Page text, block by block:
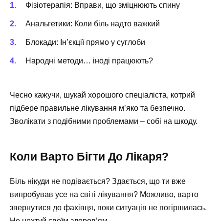
Фізіотерапія: Вправи, що зміцнюють спину
Анальгетики: Коли біль надто важкий
Блокади: Ін’єкції прямо у суглоби
Народні методи… іноді працюють?
Чесно кажучи, шукай хорошого спеціаліста, котрий
підбере правильне лікування м’яко та безпечно.
Зволікати з подібними проблемами – собі на шкоду.
Коли Варто Бігти До Лікаря?
Біль нікуди не подівається? Здається, що ти вже
випробував усе на світі лікування? Можливо, варто
звернутися до фахівця, поки ситуація не погіршилась.